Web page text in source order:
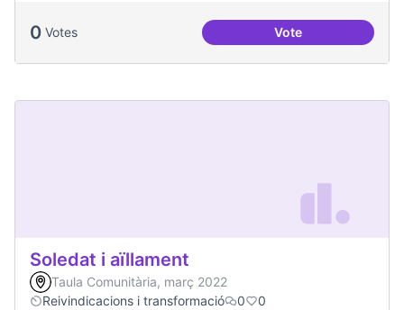
0 Votes VoteSocialització de la
Soledat i aïllament
Taula Comunitària, març 2022
Reivindicacions i transformació
0 0